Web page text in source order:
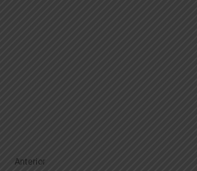
Anterior